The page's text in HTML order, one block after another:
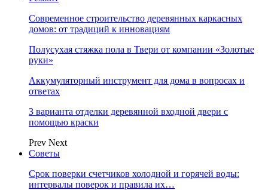
Современное строительство деревянных каркасных
домов: от традиций к инновациям
Полусухая стяжка пола в Твери от компании «Золотые
руки»
Аккумуляторный инструмент для дома в вопросах и
ответах
3 варианта отделки деревянной входной двери с
помощью краски
Prev Next
Советы
Срок поверки счетчиков холодной и горячей воды:
интервалы поверок и правила их…